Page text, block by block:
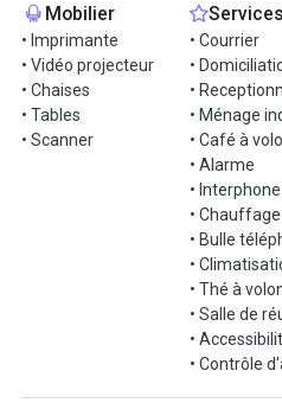
Toutes les charges sont incluses
nous contacter pour en savoir
visite.
Mobilier
• Imprimante
• Vidéo projecteur
• Chaises
• Tables
• Scanner
Services
• Courrier
•
•
• Ménage
• Café à
• Alarme
• Interphone
• Chauffage
• Bulle
•
• Thé à
• Salle de
•
• Contrôle